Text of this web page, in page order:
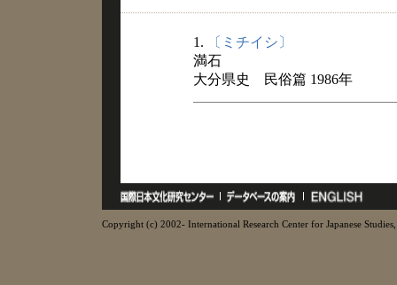
1.
〔ミチイシ〕
満石
大分県史 民俗篇 1986年
Copyright (c) 2002- International Research Center for Japanese